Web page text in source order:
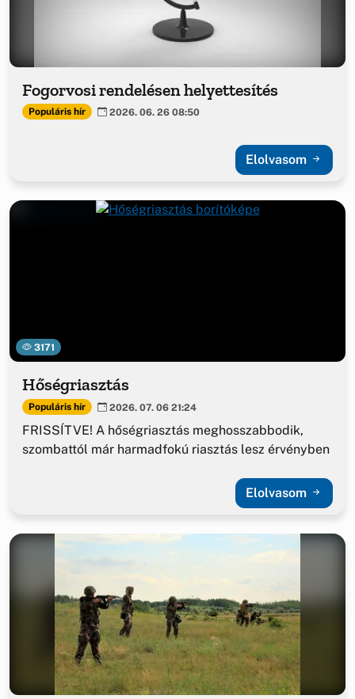
Fogorvosi rendelésen helyettesítés
Populáris hír 2026. 06. 26 08:50
Elolvasom
3171
Hőségriasztás
Populáris hír 2026. 07. 06 21:24
FRISSÍTVE! A hőségriasztás meghosszabbodik,
szombattól már harmadfokú riasztás lesz érvényben
Elolvasom